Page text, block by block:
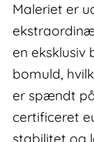
Maleriet er
en eksklusiv
bomuld,
er spændt
certificeret
stabilitet og